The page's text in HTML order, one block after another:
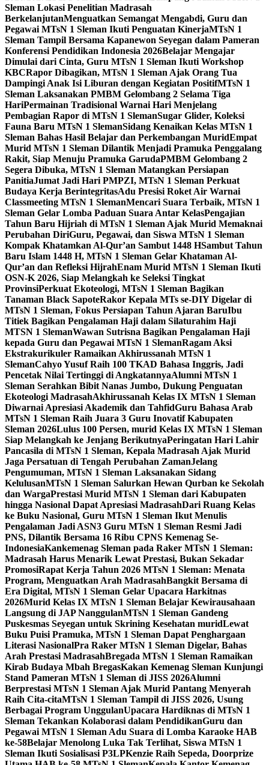
Sleman Lokasi Penelitian Madrasah
BerkelanjutanMenguatkan Semangat Mengabdi, Guru dan
Pegawai MTsN 1 Sleman Ikuti Penguatan KinerjaMTsN 1
Sleman Tampil Bersama Kapanewon Seyegan dalam Pameran
Konferensi Pendidikan Indonesia 2026Belajar Mengajar
Dimulai dari Cinta, Guru MTsN 1 Sleman Ikuti Workshop
KBCRapor Dibagikan, MTsN 1 Sleman Ajak Orang Tua
Dampingi Anak Isi Liburan dengan Kegiatan PositifMTsN 1
Sleman Laksanakan PMBM Gelombang 2 Selama Tiga
HariPermainan Tradisional Warnai Hari Menjelang
Pembagian Rapor di MTsN 1 SlemanSugar Glider, Koleksi
Fauna Baru MTsN 1 SlemanSidang Kenaikan Kelas MTsN 1
Sleman Bahas Hasil Belajar dan Perkembangan MuridEmpat
Murid MTsN 1 Sleman Dilantik Menjadi Pramuka Penggalang
Rakit, Siap Menuju Pramuka GarudaPMBM Gelombang 2
Segera Dibuka, MTsN 1 Sleman Matangkan Persiapan
PanitiaJumat Jadi Hari PMPZI, MTsN 1 Sleman Perkuat
Budaya Kerja BerintegritasAdu Presisi Roket Air Warnai
Classmeeting MTsN 1 SlemanMencari Suara Terbaik, MTsN 1
Sleman Gelar Lomba Paduan Suara Antar KelasPengajian
Tahun Baru Hijriah di MTsN 1 Sleman Ajak Murid Memaknai
Perubahan DiriGuru, Pegawai, dan Siswa MTsN 1 Sleman
Kompak Khatamkan Al-Qur’an Sambut 1448 HSambut Tahun
Baru Islam 1448 H, MTsN 1 Sleman Gelar Khataman Al-
Qur’an dan Refleksi HijrahEnam Murid MTsN 1 Sleman Ikuti
OSN-K 2026, Siap Melangkah ke Seleksi Tingkat
ProvinsiPerkuat Ekoteologi, MTsN 1 Sleman Bagikan
Tanaman Black SapoteRakor Kepala MTs se-DIY Digelar di
MTsN 1 Sleman, Fokus Persiapan Tahun Ajaran BaruIbu
Titiek Bagikan Pengalaman Haji dalam Silaturahim Haji
MTSN 1 SlemanWawan Sutrisna Bagikan Pengalaman Haji
kepada Guru dan Pegawai MTsN 1 SlemanRagam Aksi
Ekstrakurikuler Ramaikan Akhirussanah MTsN 1
SlemanCahyo Yusuf Raih 100 TKAD Bahasa Inggris, Jadi
Pencetak Nilai Tertinggi di AngkatannyaAlumni MTsN 1
Sleman Serahkan Bibit Nanas Jumbo, Dukung Penguatan
Ekoteologi MadrasahAkhirussanah Kelas IX MTsN 1 Sleman
Diwarnai Apresiasi Akademik dan TahfidGuru Bahasa Arab
MTsN 1 Sleman Raih Juara 3 Guru Inovatif Kabupaten
Sleman 2026Lulus 100 Persen, murid Kelas IX MTsN 1 Sleman
Siap Melangkah ke Jenjang BerikutnyaPeringatan Hari Lahir
Pancasila di MTsN 1 Sleman, Kepala Madrasah Ajak Murid
Jaga Persatuan di Tengah Perubahan ZamanJelang
Pengumuman, MTsN 1 Sleman Laksanakan Sidang
KelulusanMTsN 1 Sleman Salurkan Hewan Qurban ke Sekolah
dan WargaPrestasi Murid MTsN 1 Sleman dari Kabupaten
hingga Nasional Dapat Apresiasi MadrasahDari Ruang Kelas
ke Buku Nasional, Guru MTsN 1 Sleman Ikut Menulis
Pengalaman Jadi ASN3 Guru MTsN 1 Sleman Resmi Jadi
PNS, Dilantik Bersama 16 Ribu CPNS Kemenag Se-
IndonesiaKankemenag Sleman pada Raker MTsN 1 Sleman:
Madrasah Harus Menarik Lewat Prestasi, Bukan Sekadar
PromosiRapat Kerja Tahun 2026 MTsN 1 Sleman: Menata
Program, Menguatkan Arah MadrasahBangkit Bersama di
Era Digital, MTsN 1 Sleman Gelar Upacara Harkitnas
2026Murid Kelas IX MTsN 1 Sleman Belajar Kewirausahaan
Langsung di JAP NanggulanMTsN 1 Sleman Gandeng
Puskesmas Seyegan untuk Skrining Kesehatan muridLewat
Buku Puisi Pramuka, MTsN 1 Sleman Dapat Penghargaan
Literasi NasionalPra Raker MTsN 1 Sleman Digelar, Bahas
Arah Prestasi MadrasahBregada MTsN 1 Sleman Ramaikan
Kirab Budaya Mbah BregasKakan Kemenag Sleman Kunjungi
Stand Pameran MTsN 1 Sleman di JISS 2026Alumni
Berprestasi MTsN 1 Sleman Ajak Murid Pantang Menyerah
Raih Cita-citaMTsN 1 Sleman Tampil di JISS 2026, Usung
Berbagai Program UnggulanUpacara Hardiknas di MTsN 1
Sleman Tekankan Kolaborasi dalam PendidikanGuru dan
Pegawai MTsN 1 Sleman Adu Suara di Lomba Karaoke HAB
ke-58Belajar Menolong Luka Tak Terlihat, Siswa MTsN 1
Sleman Ikuti Sosialisasi P3LPKenzie Raih Sepeda, Doorprize